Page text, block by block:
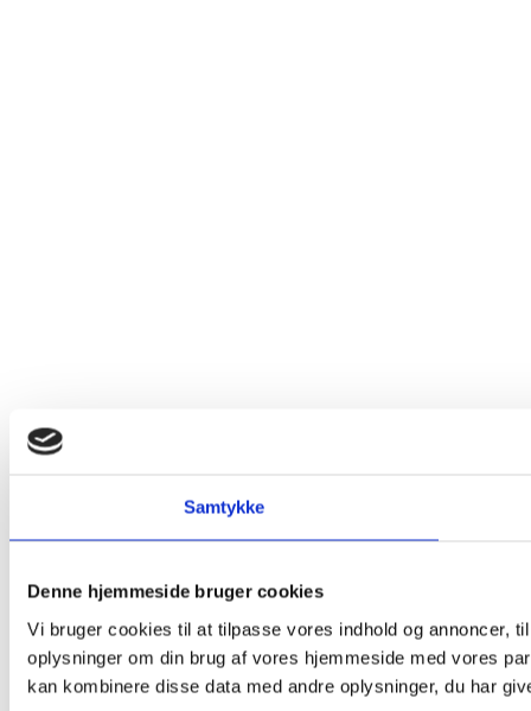
Samtykke
Denne hjemmeside bruger cookies
Vi bruger cookies til at tilpasse vores indhold og annoncer,
oplysninger om din brug af vores hjemmeside med vores
kan kombinere disse data med andre oplysninger, du har